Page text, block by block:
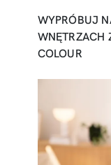
WYPRÓBUJ
WNĘTRZACH
COLOUR